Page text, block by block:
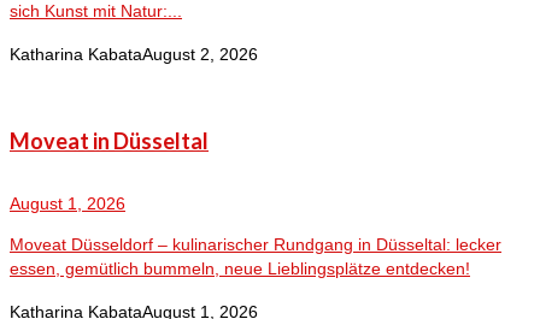
sich Kunst mit Natur:...
Katharina KabataAugust 2, 2026
Moveat in Düsseltal
August 1, 2026
Moveat Düsseldorf – kulinarischer Rundgang in Düsseltal: lecker
essen, gemütlich bummeln, neue Lieblingsplätze entdecken!
Katharina KabataAugust 1, 2026